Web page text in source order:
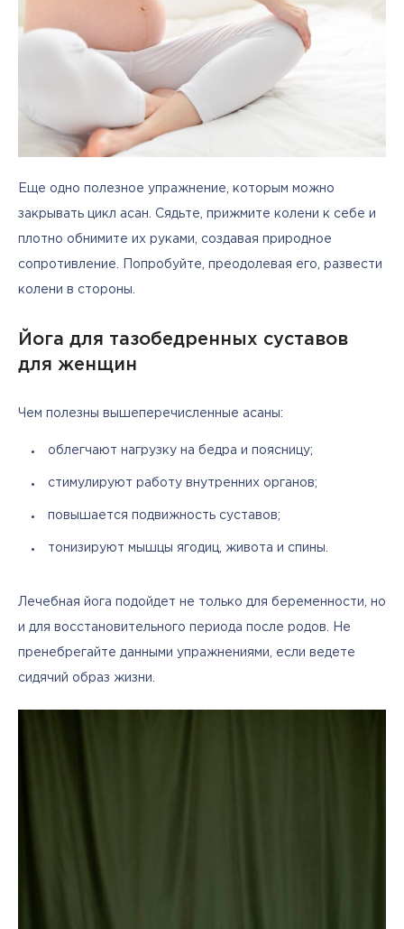
Еще одно полезное упражнение, которым можно
закрывать цикл асан. Сядьте, прижмите колени к себе и
плотно обнимите их руками, создавая природное
сопротивление. Попробуйте, преодолевая его, развести
колени в стороны.
Йога для тазобедренных суставов
для женщин
Чем полезны вышеперечисленные асаны:
облегчают нагрузку на бедра и поясницу;
стимулируют работу внутренних органов;
повышается подвижность суставов;
тонизируют мышцы ягодиц, живота и спины.
Лечебная йога подойдет не только для беременности, но
и для восстановительного периода после родов. Не
пренебрегайте данными упражнениями, если ведете
сидячий образ жизни.